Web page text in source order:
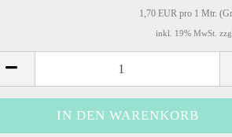
1,70 EUR pro 1 Mtr.
inkl. 19% MwSt.